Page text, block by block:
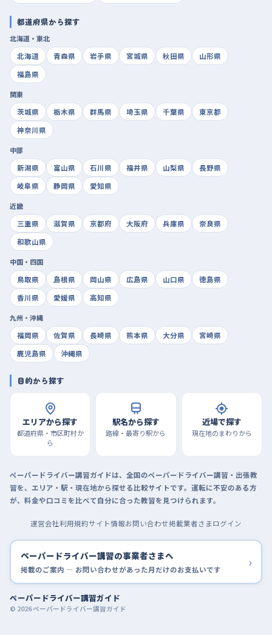
都道府県から探す
北海道・東北
北海道
青森県 岩手県 宮城県 秋田県
山形県
福島県
関東
茨城県
栃木県 群馬県 埼玉県 千葉県
東京都
神奈川県
中部
新潟県
富山県 石川県 福井県 山梨県
長野県
岐阜県
静岡県 愛知県
近畿
三重県
滋賀県 京都府 大阪府 兵庫県
奈良県
和歌山県
中国・四国
鳥取県
島根県 岡山県 広島県 山口県
徳島県
香川県
愛媛県 高知県
九州・沖縄
福岡県
佐賀県 長崎県 熊本県 大分県
宮崎県
鹿児島県
沖縄県
目的から探す
エリアから探す
都道府県・市区町村か
ら
駅名から探す
路線・最寄り駅から
近場で探す
現在地のまわりから
ペーパードライバー講習ガイドは、全国のペーパードライバー講習・出張教
習を、エリア・駅・現在地から探せる比較サイトです。運転に不安のある方
が、料金や口コミを比べて自分に合った教習を見つけられます。
運営会社利用規約サイト情報お問い合わせ掲載業者さまログイン
ペーパードライバー講習の事業者さまへ
掲載のご案内 — お問い合わせがあった月だけのお支払いです ›
ペーパードライバー講習ガイド
© 2026 ペーパードライバー講習ガイド